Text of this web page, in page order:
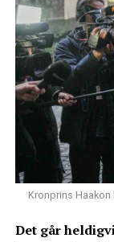
Kronprins
Det går